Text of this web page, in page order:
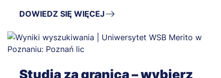
DOWIEDZ SIĘ WIĘCEJ
Studia za granicą – wybierz